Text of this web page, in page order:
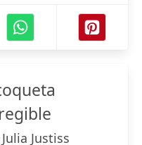
Julia Justiss